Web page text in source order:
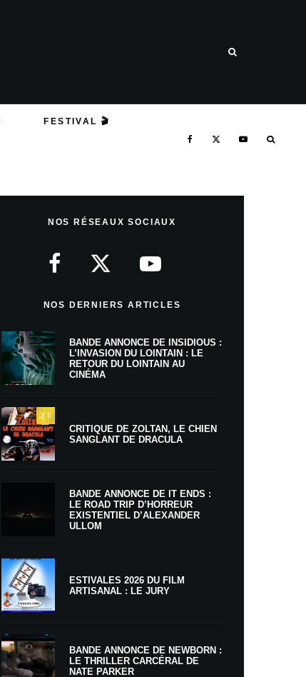
FESTIVAL 🎬
NOS RÉSEAUX SOCIAUX
NOS DERNIERS ARTICLES
BANDE ANNONCE DE INSIDIOUS :
L’INVASION DU LOINTAIN : LE
RETOUR DU LOINTAIN AU
CINÉMA
7.5
CRITIQUE DE ZOLTAN, LE CHIEN
SANGLANT DE DRACULA
BANDE ANNONCE DE IT ENDS :
LE ROAD TRIP D’HORREUR
EXISTENTIEL D’ALEXANDER
ULLOM
ESTIVALES 2026 DU FILM
ARTISANAL : LE JURY
BANDE ANNONCE DE NEWBORN :
LE THRILLER CARCÉRAL DE
NATE PARKER